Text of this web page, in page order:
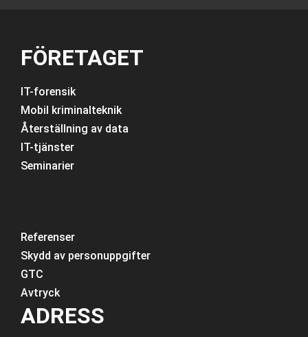
FÖRETAGET
IT-forensik
Mobil kriminalteknik
Återställning av data
IT-tjänster
Seminarier
Referenser
Skydd av personuppgifter
GTC
Avtryck
ADRESS